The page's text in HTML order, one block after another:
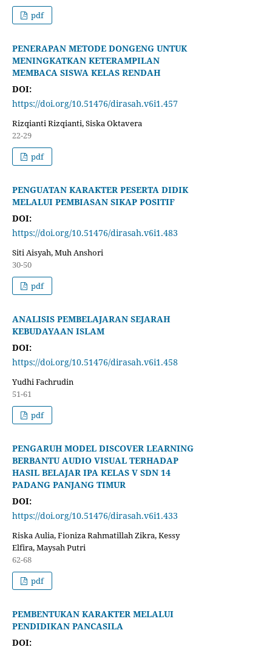
pdf
PENERAPAN METODE DONGENG UNTUK
MENINGKATKAN KETERAMPILAN
MEMBACA SISWA KELAS RENDAH
DOI:
https://doi.org/10.51476/dirasah.v6i1.457
Rizqianti Rizqianti, Siska Oktavera
22-29
pdf
PENGUATAN KARAKTER PESERTA DIDIK
MELALUI PEMBIASAN SIKAP POSITIF
DOI:
https://doi.org/10.51476/dirasah.v6i1.483
Siti Aisyah, Muh Anshori
30-50
pdf
ANALISIS PEMBELAJARAN SEJARAH
KEBUDAYAAN ISLAM
DOI:
https://doi.org/10.51476/dirasah.v6i1.458
Yudhi Fachrudin
51-61
pdf
PENGARUH MODEL DISCOVER LEARNING
BERBANTU AUDIO VISUAL TERHADAP
HASIL BELAJAR IPA KELAS V SDN 14
PADANG PANJANG TIMUR
DOI:
https://doi.org/10.51476/dirasah.v6i1.433
Riska Aulia, Fioniza Rahmatillah Zikra, Kessy
Elfira, Maysah Putri
62-68
pdf
PEMBENTUKAN KARAKTER MELALUI
PENDIDIKAN PANCASILA
DOI: